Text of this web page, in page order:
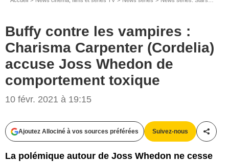
Buffy contre les vampires :
Charisma Carpenter (Cordelia)
accuse Joss Whedon de
comportement toxique
10 févr. 2021 à 19:15
Ajoutez Allociné à vos sources préférées Suivez-nous
La polémique autour de Joss Whedon ne cesse